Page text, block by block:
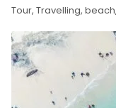
Tour, Travelling,